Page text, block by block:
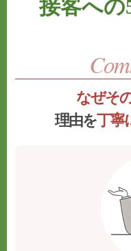
接客への
なぜそ
理由を丁寧